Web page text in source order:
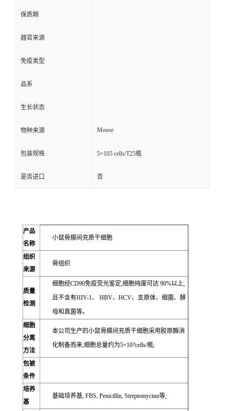
保质期
器官来源
免疫类型
品系
生长状态
物种来源 Mouse
包装规格 5×105 cells/T25瓶
是否进口 否
产品
名称
小鼠骨膜间充质干细胞
组织
来源
骨组织
质量
检测
细胞经CD90免疫荧光鉴定,细胞纯度可达 90%以上,
且不含有HIV-1、 HBV、HCV、支原体、细菌、酵
母和真菌等。
细胞
分离
方法
本公司生产的小鼠骨膜间充质干细胞采用胶原酶消
化制备而来,细胞总量约为5×10?cells/瓶;
包被
条件
培养
基
基础培养基, FBS, Penicillin, Streptomycinn等;